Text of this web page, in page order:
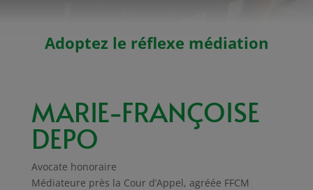
Adoptez le réflexe médiation
MARIE-FRANÇOISE
DEPO
Avocate honoraire
Médiateure près la Cour d’Appel, agréée FFCM